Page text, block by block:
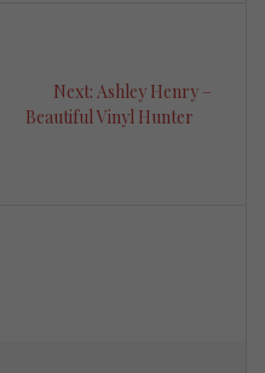
Next: Next
post:
Ashley Henry –
Beautiful Vinyl Hunter